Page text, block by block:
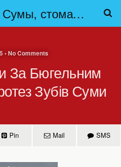
Стоматолог Сумы, стоматологические клиники Сумы, детская стоматология в Сумах. | Частная стоматология Сумы
• No Comments
За Бюгельним
Зубів Суми
Pin Mail SMS